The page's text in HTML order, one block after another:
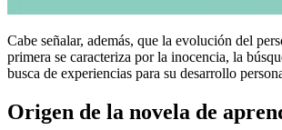
Cabe señalar, además, que la evolución del
primera se caracteriza por la inocencia, la
busca de experiencias para su desarrollo
Origen de la novela de